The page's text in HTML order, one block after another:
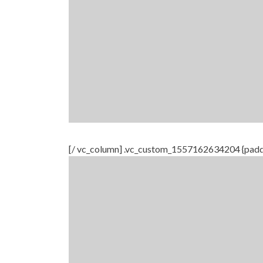
[/ vc_column] .vc_custom_1557162634204